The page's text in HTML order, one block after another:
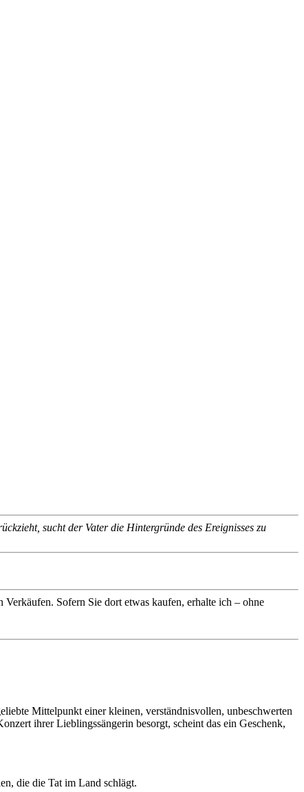
sucht der Vater die Hintergründe des Ereignisses zu
Sofern Sie dort etwas kaufen, erhalte ich – ohne
Mittel­punkt einer kleinen, ver­ständ­nis­vollen, un­be­schwer­ten
ihrer Lieb­lings­sänge­rin besorgt, scheint das ein Geschenk,
die die Tat im Land schlägt.